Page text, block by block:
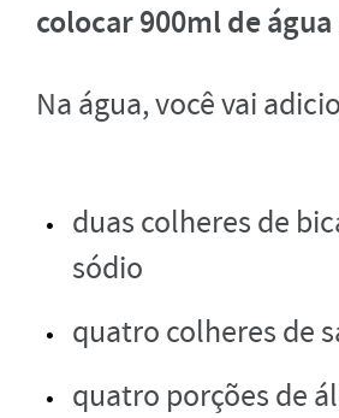
colocar 900ml de
Na água, você vai
duas colheres de
sódio
quatro colheres de
quatro porções de